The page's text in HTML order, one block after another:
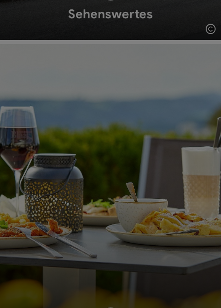
Sehenswertes